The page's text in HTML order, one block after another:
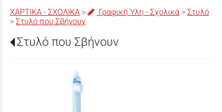
ΧΑΡΤΙΚΑ - ΣΧΟΛΙΚΑ > Γραφική Ύλη - Σχολικά > Στυλό
> Στυλό που Σβήνουν
Στυλό που Σβήνουν